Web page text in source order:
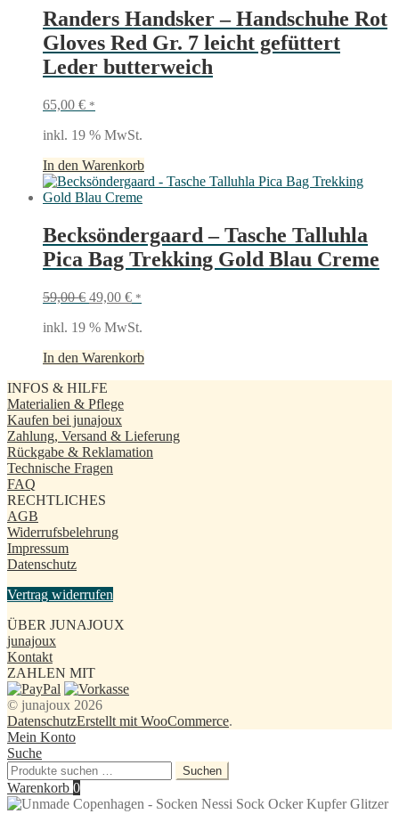
Randers Handsker – Handschuhe Rot
Gloves Red Gr. 7 leicht gefüttert
Leder butterweich
65,00 € *
inkl. 19 % MwSt.
In den Warenkorb
Becksöndergaard – Tasche Talluhla
Pica Bag Trekking Gold Blau Creme
59,00€ Ursprünglicher
war:
49,00 €Aktueller
ist:
*
inkl. 19 % MwSt.
In den Warenkorb
INFOS & HILFE
Materialien & Pflege
Kaufen bei junajoux
Zahlung, Versand & Lieferung
Rückgabe & Reklamation
Technische Fragen
FAQ
RECHTLICHES
AGB
Widerrufsbelehrung
Impressum
Datenschutz
Vertrag widerrufen
ÜBER JUNAJOUX
junajoux
Kontakt
ZAHLEN MIT
© junajoux 2026
DatenschutzErstellt mit WooCommerce.
Mein Konto
Suche
Suchen
nach:
Suchen
Warenkorb 0